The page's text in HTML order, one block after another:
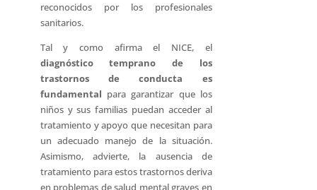
reconocidos por los profesionales
sanitarios.
Tal y como afirma el NICE, el
diagnóstico temprano de los
trastornos de conducta es
fundamental para garantizar que los
niños y sus familias puedan acceder al
tratamiento y apoyo que necesitan para
un adecuado manejo de la situación.
Asimismo, advierte, la ausencia de
tratamiento para estos trastornos deriva
en problemas de salud mental graves en